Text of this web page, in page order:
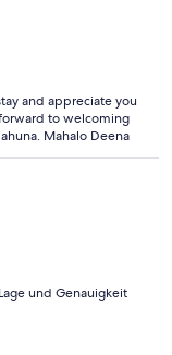
and appreciate you
to welcoming
Mahalo Deena
und Genauigkeit